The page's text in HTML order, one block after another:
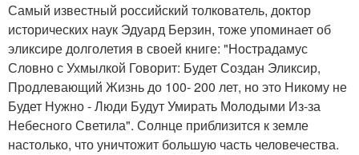
Самый известный российский толкователь, доктор
исторических наук Эдуард Берзин, тоже упоминает об
эликсире долголетия в своей книге: "Нострадамус
Словно с Ухмылкой Говорит: Будет Создан Эликсир,
Продлевающий Жизнь до 100- 200 лет, но это Никому не
Будет Нужно - Люди Будут Умирать Молодыми Из-за
Небесного Светила". Солнце приблизится к земле
настолько, что уничтожит большую часть человечества.